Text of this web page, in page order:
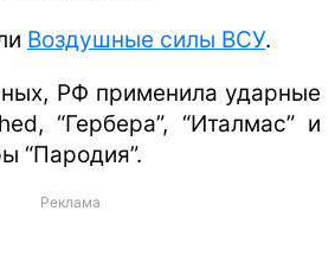
Воздушные силы ВСУ.
РФ применила ударные
“Гербера”, “Италмас” и
“Пародия”.
Реклама